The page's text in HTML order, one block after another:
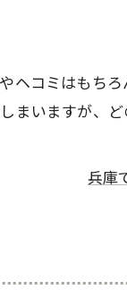
ヘコミはもち
まいますが、
兵庫